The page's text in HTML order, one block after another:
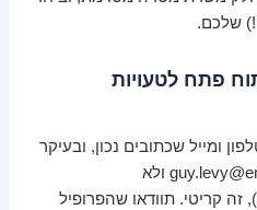
שלכם.
פתח לטעויות
ומייל שכתובים נכון, ובעיקר
מייל שנשמע מקצועי (guy.levy@email.com ולא
partyanimal2005@email.com), זה קריטי. תוודאו שהפרופיל